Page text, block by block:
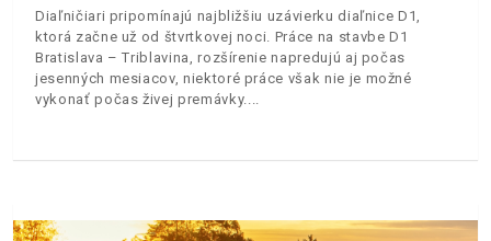
Diaľničiari pripomínajú najbližšiu uzávierku diaľnice D1,
ktorá začne už od štvrtkovej noci. Práce na stavbe D1
Bratislava – Triblavina, rozšírenie napredujú aj počas
jesenných mesiacov, niektoré práce však nie je možné
vykonať počas živej premávky.